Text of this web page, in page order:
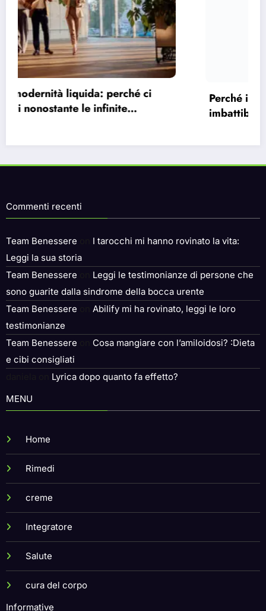
Perché il capitalismo è imperfetto, ma
imbattibile?
Commenti recenti
Team Benessere
I tarocchi mi hanno rovinato la vita:
Leggi la sua storia
Team Benessere
Leggi le testimonianze di persone che
sono guarite dalla sindrome della bocca urente
Team Benessere
Abilify mi ha rovinato, leggi le loro
testimonianze
Team Benessere
Cosa mangiare con l’amiloidosi? :Dieta
e cibi consigliati
Lyrica dopo quanto fa effetto?
MENU
Home
Rimedi
creme
Integratore
Salute
cura del corpo